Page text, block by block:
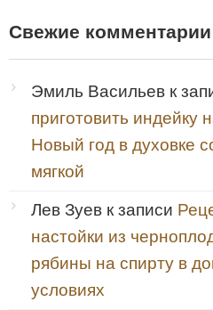
Свежие комментарии
Эмиль Васильев к
приготовить индейку
Новый год в духовке
мягкой
Лев Зуев к записи
настойки из
рябины на спирту в
условиях